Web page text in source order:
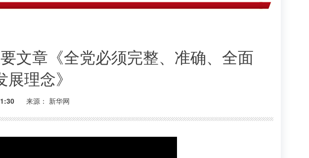
文章《全党必须完整、准确、全面
展理念》
来源： 新华网